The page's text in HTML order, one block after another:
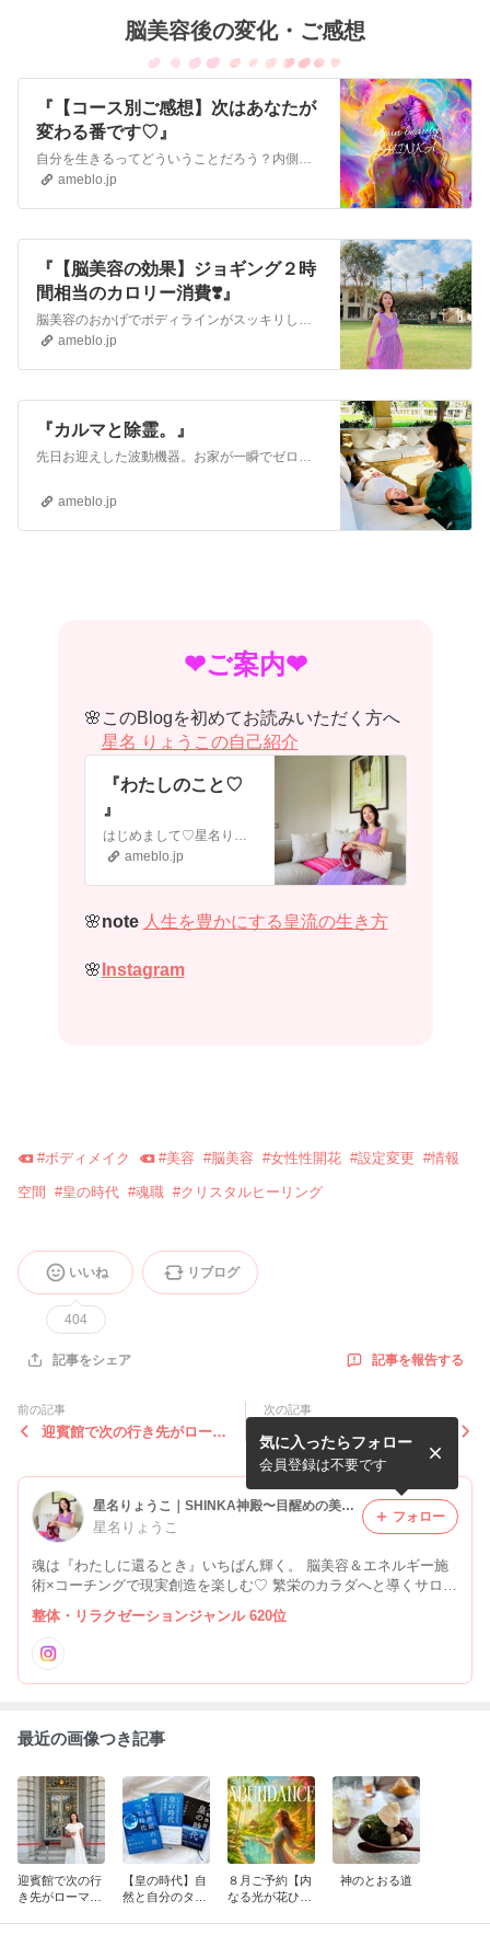
脳美容後の変化・ご感想
『【コース別ご感想】次はあなたが
変わる番です♡』
ameblo.jp
『【脳美容の効果】ジョギング２時
間相当のカロリー消費❣️』
ameblo.jp
『カルマと除霊。』
先日お迎えした波動機器。お家が一瞬でゼロポイントになる。とても心地良さを感じていて体感もあるし現実の変化もやってきた。内側から変わる速さがとっても速くて驚いて…
ameblo.jp
​❤︎ご案内❤︎
🌸このBlogを初めてお読みいただく方へ
星名 りょうこの自己紹介
『わたしのこと♡
』
ameblo.jp
🌸note 人生を豊かにする皇流の生き方
🌸 Instagram
#ボディメイク #美容 #脳美容 #女性性開花 #設定変更 #情報
空間 #皇の時代 #魂職 #クリスタルヒーリング
いいね
404
リブログ
記事をシェア 記事を報告する
前の記事
迎賓館で次の行き先がローマ
次の記事
【皇の時代】自然と自分のタ
イミングが合う
星名りょうこ｜SHINKA神殿〜目醒めの美学〜
星名りょうこ
魂は『わたしに還るとき』いちばん輝く。 脳美容＆エネルギー施
術×コーチングで現実創造を楽しむ♡ 繁栄のカラダへと導くサロン
『SHINKA』主宰／in Tokyo
気に入ったらフォロー
会員登録は不要です
フォロー
整体・リラクゼーションジャンル 620位
最近の画像つき記事
迎賓館で次の行
き先がローマに
【皇の時代】自
然と自分のタイ
８月ご予約【内
なる光が花ひら
神のとおる道